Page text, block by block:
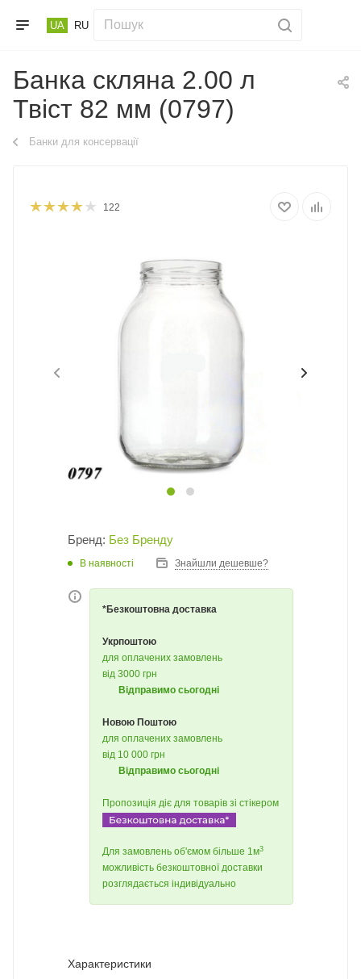
UA RU
Банка скляна 2.00 л
Твіст 82 мм (0797)
Банки для консервації
122
Бренд: Без Бренду
В наявності Знайшли дешевше?
*Безкоштовна доставка
Укрпоштою
для оплачених замовлень
від 3000 грн
Відправимо сьогодні
Новою Поштою
для оплачених замовлень
від 10 000 грн
Відправимо сьогодні
Пропозиція діє для товарів зі стікером
Для замовлень об'ємом більше 1м3
можливість безкоштовної доставки
розглядається індивідуально
Характеристики